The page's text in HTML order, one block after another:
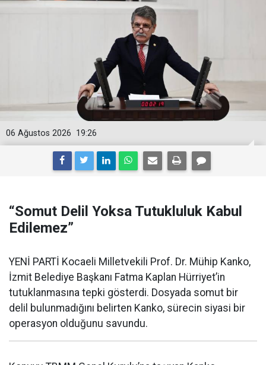
19:26
06 Ağustos 2026
“Somut Delil Yoksa Tutukluluk Kabul
Edilemez”
YENİ PARTİ Kocaeli Milletvekili Prof. Dr. Mühip Kanko,
İzmit Belediye Başkanı Fatma Kaplan Hürriyet’in
tutuklanmasına tepki gösterdi. Dosyada somut bir
delil bulunmadığını belirten Kanko, sürecin siyasi bir
operasyon olduğunu savundu.